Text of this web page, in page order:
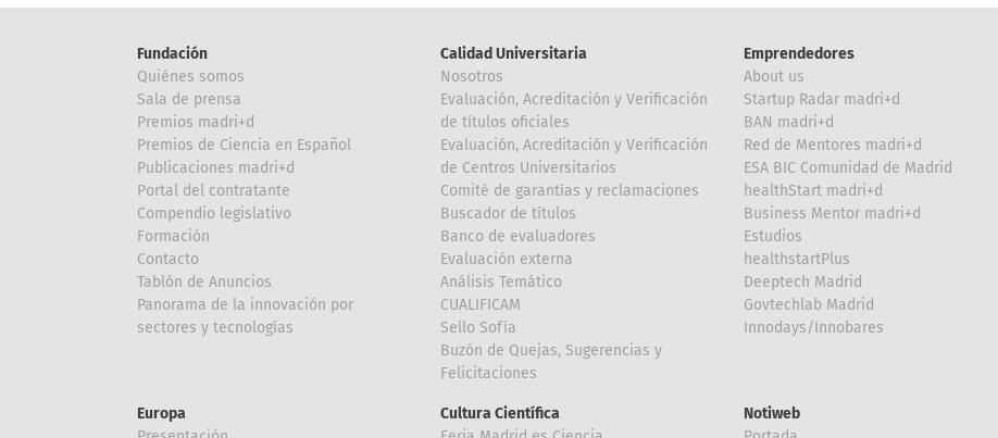
Fundación
Quiénes somos
Sala de prensa
Premios madri+d
Premios de Ciencia en Español
Publicaciones madri+d
Portal del contratante
Compendio legislativo
Formación
Contacto
Tablón de Anuncios
Panorama de la innovación por
sectores y tecnologías
Calidad Universitaria
Nosotros
Evaluación, Acreditación y Verificación
de títulos oficiales
Evaluación, Acreditación y Verificación
de Centros Universitarios
Comité de garantías y reclamaciones
Buscador de títulos
Banco de evaluadores
Evaluación externa
Análisis Temático
CUALIFICAM
Sello Sofía
Buzón de Quejas, Sugerencias y
Felicitaciones
Emprendedores
About us
Startup Radar madri+d
BAN madri+d
Red de Mentores madri+d
ESA BIC Comunidad de Madrid
healthStart madri+d
Business Mentor madri+d
Estudios
healthstartPlus
Deeptech Madrid
Govtechlab Madrid
Innodays/Innobares
Europa
Cultura Científica
Notiweb